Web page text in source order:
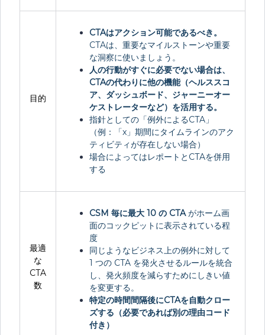
目的
CTAはアクション可能であるべき。
CTAは、重要なマイルストーンや重要
な洞察に使いましょう。
人の行動がすぐに必要でない場合は、
CTAの代わりに他の機能（ヘルススコ
ア、ダッシュボード、ジャーニーオー
ケストレーターなど）を活用する。
指針としての「例外によるCTA」
（例：「x」期間にタイムラインのアク
ティビティが存在しない場合）
場合によってはレポートとCTAを併用
する
最適
な
CTA
数
CSM 毎に最大 10 の CTAがホーム画
面のコックピットに表示されている程
度
同じようなビジネス上の例外に対して
1 つの CTA を発火させるルールを統合
し、発火頻度を減らすためにしきい値
を変更する。
特定の時間間隔後にCTAを自動クロー
ズする（必要であれば別の理由コード
付き）